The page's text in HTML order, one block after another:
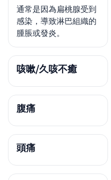
通常是因為扁桃腺受到
感染，導致淋巴組織的
腫脹或發炎。
咳嗽/久咳不癒
腹痛
頭痛